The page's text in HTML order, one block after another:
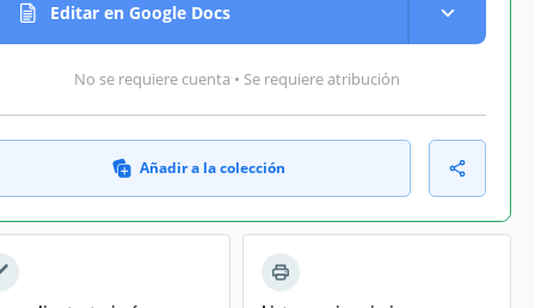
Editar en Google Docs
No se requiere cuenta • Se requiere atribución
Añadir a la colección